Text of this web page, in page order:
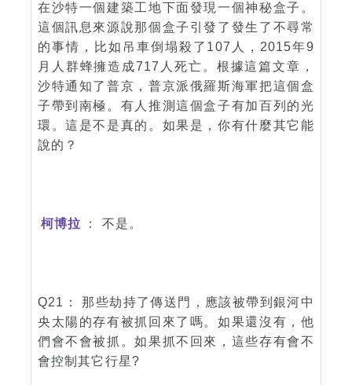
在沙特一個建築工地下面發現一個神秘盒子。
這個訊息來源說那個盒子引發了發生了不尋常
的事情，比如吊車倒塌殺了107人，2015年9
月人群蜂擁造成717人死亡。根據這篇文章，
沙特通知了普京，普京派俄羅斯海軍把這個盒
子帶到南極。有人推測這個盒子有加百列的光
環。這是不是真的。如果是，你有什麼其它能
說的？
柯博拉 ： 不是。
Q21： 那些劫持了傳送門，應該被帶到銀河中
央太陽的存有被抓回來了嗎。如果還沒有，他
們會不會被抓。如果抓不回來，這些存有會不
會控制其它行星?